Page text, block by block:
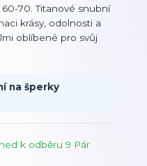
70. Titanové snubní
krásy, odolnosti a
oblíbené pro svůj
na šperky
k odběru 9 Pár